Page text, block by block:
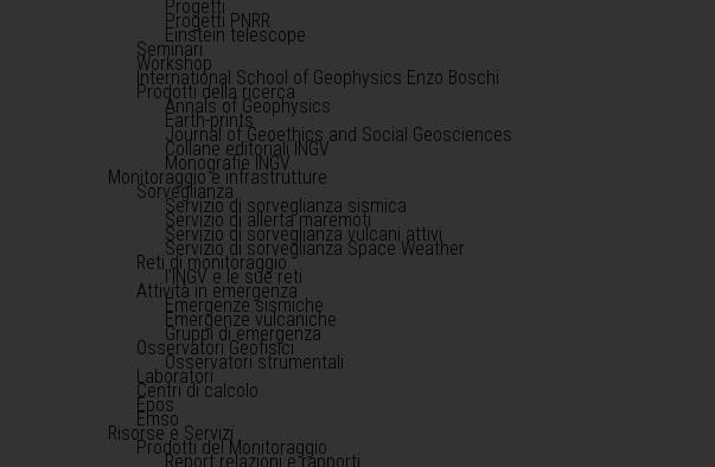
Progetti
Progetti PNRR
Einstein telescope
Seminari
Workshop
International School of Geophysics Enzo Boschi
Prodotti della ricerca
Annals of Geophysics
Earth-prints
Journal of Geoethics and Social Geosciences
Collane editoriali INGV
Monografie INGV
Monitoraggio e infrastrutture
Sorveglianza
Servizio di sorveglianza sismica
Servizio di allerta maremoti
Servizio di sorveglianza vulcani attivi
Servizio di sorveglianza Space Weather
Reti di monitoraggio
l'INGV e le sue reti
Attività in emergenza
Emergenze sismiche
Emergenze vulcaniche
Gruppi di emergenza
Osservatori Geofisici
Osservatori strumentali
Laboratori
Centri di calcolo
Epos
Emso
Risorse e Servizi
Prodotti del Monitoraggio
Report relazioni e rapporti